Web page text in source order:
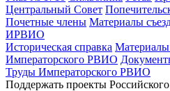
Центральный Совет
Почетные члены Материалы
ИРВИО
Историческая справка Материалы
Императорского РВИО
Труды Императорского РВИО
Поддержать проекты